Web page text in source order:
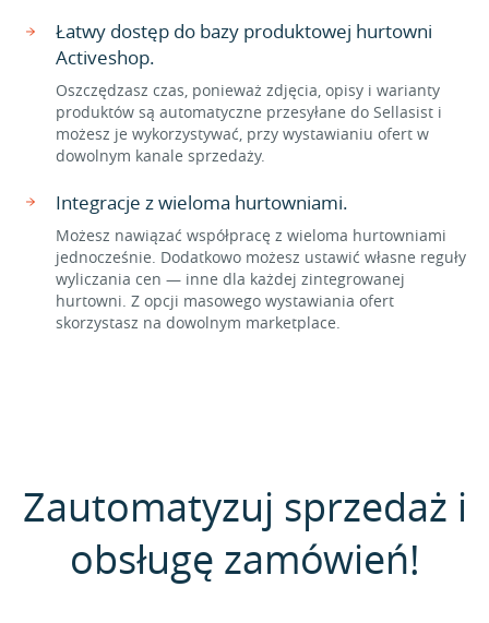
Łatwy dostęp do bazy produktowej hurtowni
Activeshop.
Oszczędzasz czas, ponieważ zdjęcia, opisy i warianty
produktów są automatyczne przesyłane do Sellasist i
możesz je wykorzystywać, przy wystawianiu ofert w
dowolnym kanale sprzedaży.
Integracje z wieloma hurtowniami.
Możesz nawiązać współpracę z wieloma hurtowniami
jednocześnie. Dodatkowo możesz ustawić własne reguły
wyliczania cen — inne dla każdej zintegrowanej
hurtowni. Z opcji masowego wystawiania ofert
skorzystasz na dowolnym marketplace.
Zautomatyzuj sprzedaż i
obsługę zamówień!